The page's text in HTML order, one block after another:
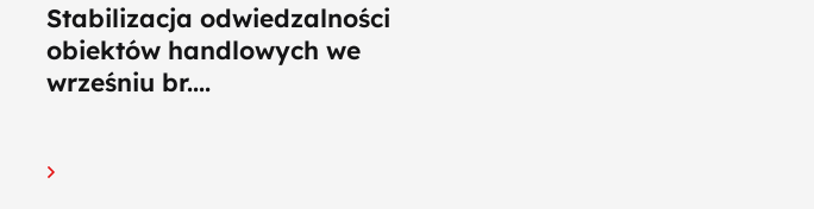
Stabilizacja odwiedzalności
obiektów handlowych we
wrześniu br....